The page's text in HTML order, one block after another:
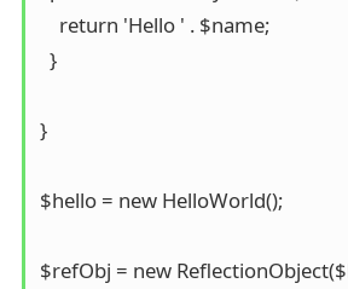
    return 'Hello ' . $name;
  }
}
$hello = new HelloWorld();
$refObj = new